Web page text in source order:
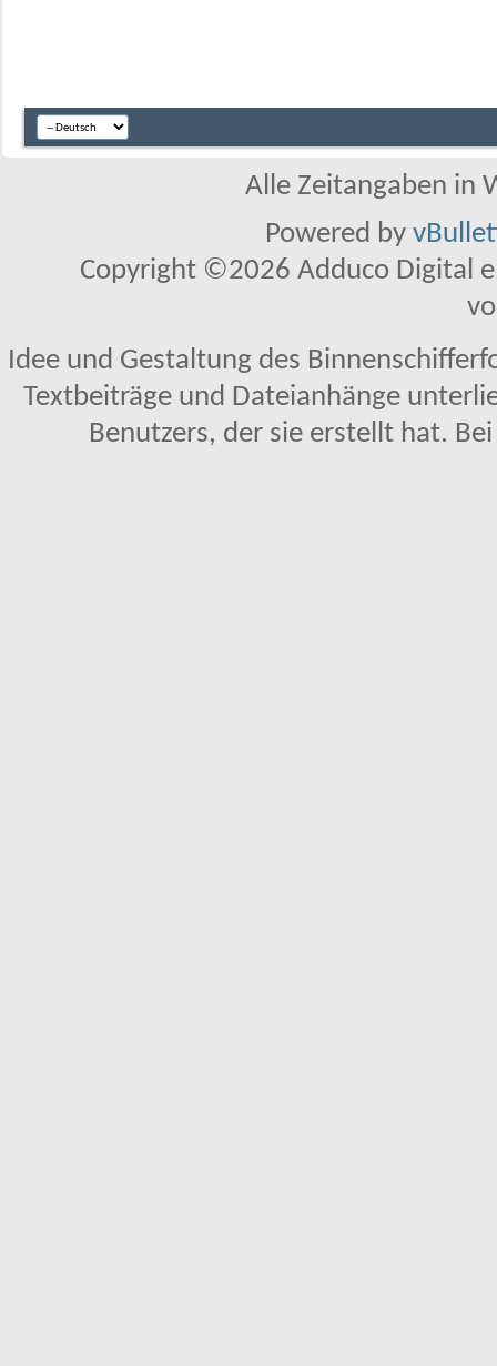
Alle Zeitangaben in
Powered by
Copyright ©2026 Adduco Digital
Idee und Gestaltung des
Textbeiträge und Dateianhänge
Benutzers, der sie erstellt hat.